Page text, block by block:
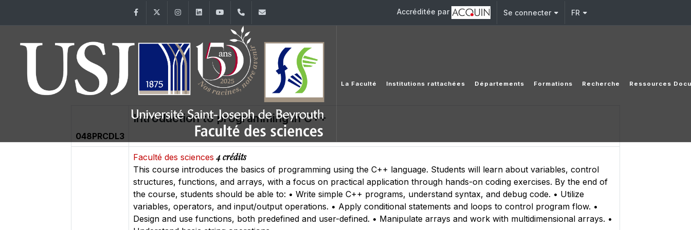
FacebookTwitter InstagramLinkedInYouTube+961 (1) 421 368 Accréditée par Se connecter FR
La Faculté Institutions rattachées Départements Formations Recherche Ressources
048PRCDL3
Introduction to programming in C++
Faculté des sciences4 crédits
This course introduces the basics of programming using the C++ language. Students will learn about variables, control
structures, functions, and arrays, with a focus on practical application through hands-on coding exercises. By the end of
the course, students should be able to: • Write simple C++ programs, understand syntax, and debug code. • Utilize
variables, operators, and input/output operations. • Apply conditional statements and loops to control program flow. •
Design and use functions, both predefined and user-defined. • Manipulate arrays and work with multidimensional arrays. •